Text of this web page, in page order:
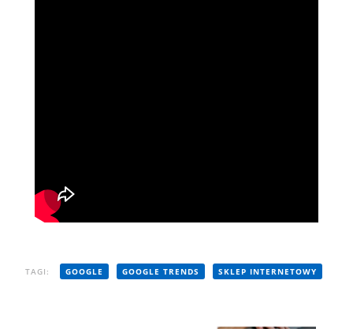
TAGI: GOOGLE GOOGLE TRENDS SKLEP INTERNETOWY